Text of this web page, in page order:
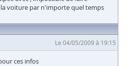
voiture par n'importe quel temps
Le 04/05/2009 à 19:15
ces infos